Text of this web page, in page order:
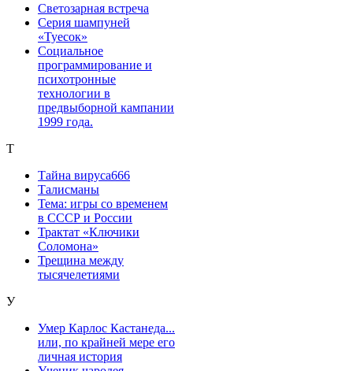
Светозарная встреча
Серия шампуней
«Туесок»
Социальное
программирование и
психотронные
технологии в
предвыборной кампании
1999 года.
Т
Тайна вируса666
Талисманы
Тема: игры со временем
в СССР и России
Трактат «Ключики
Соломона»
Трещина между
тысячелетиями
У
Умер Карлос Кастанеда...
или, по крайней мере его
личная история